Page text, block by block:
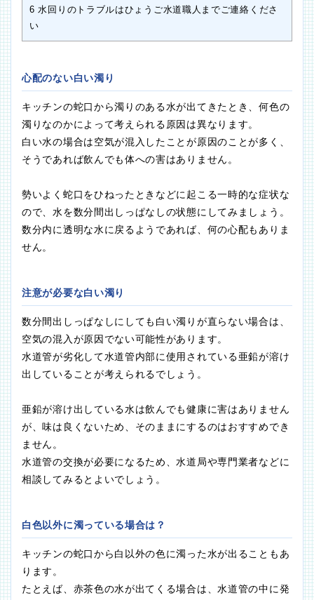
6 水回りのトラブルはひょうご水道職人までご連絡くださ
い
心配のない白い濁り
キッチンの蛇口から濁りのある水が出てきたとき、何色の
濁りなのかによって考えられる原因は異なります。
白い水の場合は空気が混入したことが原因のことが多く、
そうであれば飲んでも体への害はありません。
勢いよく蛇口をひねったときなどに起こる一時的な症状な
ので、水を数分間出しっぱなしの状態にしてみましょう。
数分内に透明な水に戻るようであれば、何の心配もありま
せん。
注意が必要な白い濁り
数分間出しっぱなしにしても白い濁りが直らない場合は、
空気の混入が原因でない可能性があります。
水道管が劣化して水道管内部に使用されている亜鉛が溶け
出していることが考えられるでしょう。
亜鉛が溶け出している水は飲んでも健康に害はありません
が、味は良くないため、そのままにするのはおすすめでき
ません。
水道管の交換が必要になるため、水道局や専門業者などに
相談してみるとよいでしょう。
白色以外に濁っている場合は？
キッチンの蛇口から白以外の色に濁った水が出ることもあ
ります。
たとえば、赤茶色の水が出てくる場合は、水道管の中に発